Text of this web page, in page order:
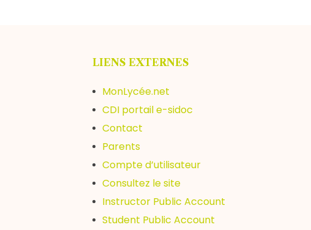
LIENS EXTERNES
MonLycée.net
CDI portail e-sidoc
Contact
Parents
Compte d’utilisateur
Consultez le site
Instructor Public Account
Student Public Account